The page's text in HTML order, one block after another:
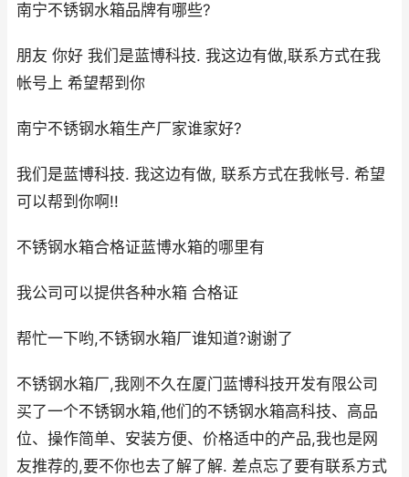
南宁不锈钢水箱品牌有哪些?
朋友 你好 我们是蓝博科技. 我这边有做,联系方式在我
帐号上 希望帮到你
南宁不锈钢水箱生产厂家谁家好?
我们是蓝博科技. 我这边有做, 联系方式在我帐号. 希望
可以帮到你啊!!
不锈钢水箱合格证蓝博水箱的哪里有
我公司可以提供各种水箱 合格证
帮忙一下哟,不锈钢水箱厂谁知道?谢谢了
不锈钢水箱厂,我刚不久在厦门蓝博科技开发有限公司
买了一个不锈钢水箱,他们的不锈钢水箱高科技、高品
位、操作简单、安装方便、价格适中的产品,我也是网
友推荐的,要不你也去了解了解. 差点忘了要有联系方式